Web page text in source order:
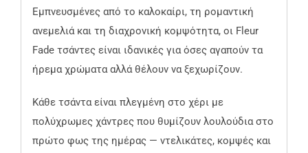
Εμπνευσμένες από το καλοκαίρι, τη ρομαντική
ανεμελιά και τη διαχρονική κομψότητα, οι Fleur
Fade τσάντες είναι ιδανικές για όσες αγαπούν τα
ήρεμα χρώματα αλλά θέλουν να ξεχωρίζουν.
Κάθε τσάντα είναι πλεγμένη στο χέρι με
πολύχρωμες χάντρες που θυμίζουν λουλούδια στο
πρώτο φως της ημέρας — ντελικάτες, κομψές και